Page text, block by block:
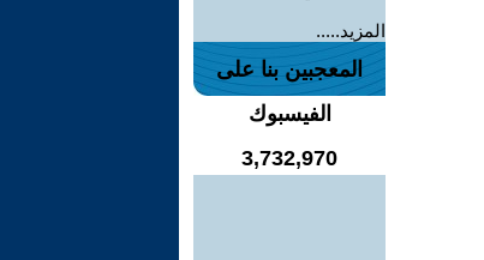
المزيد.....
المعجبين بنا على
الفيسبوك
3,732,970